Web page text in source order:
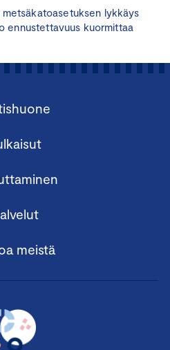
metsäkatoasetuksen lykkäys
ennustettavuus kuormittaa
meistä